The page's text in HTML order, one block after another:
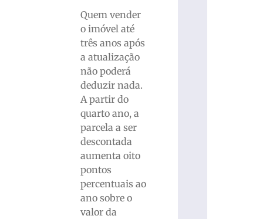
Quem vender
o imóvel até
três anos após
a atualização
não poderá
deduzir nada.
A partir do
quarto ano, a
parcela a ser
descontada
aumenta oito
pontos
percentuais ao
ano sobre o
valor da